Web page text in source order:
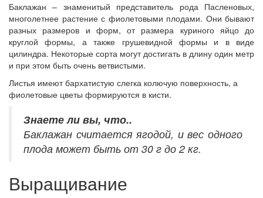
Баклажан – знаменитый представитель рода Пасленовых,
многолетнее растение с фиолетовыми плодами. Они бывают
разных размеров и форм, от размера куриного яйцо до
круглой формы, а также грушевидной формы и в виде
цилиндра. Некоторые сорта могут достигать в длину один метр
и при этом быть очень ветвистыми.
Листья имеют бархатистую слегка колючую поверхность, а
фиолетовые цветы формируются в кисти.
Знаете ли вы, что..
Баклажан считается ягодой, и вес одного
плода может быть от 30 г до 2 кг.
Выращивание